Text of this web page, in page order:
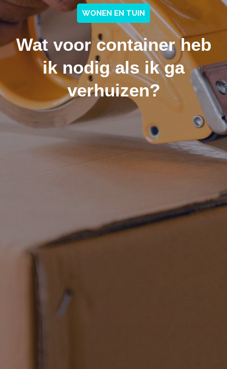
WONEN EN TUIN
Wat voor container heb
ik nodig als ik ga
verhuizen?